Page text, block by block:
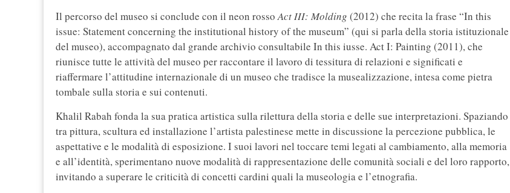
Il percorso del museo si conclude con il neon rossoAct III: Molding (2012) che recita la frase “In this
issue: Statement concerning the institutional history of the museum” (qui si parla della storia istituzionale
del museo), accompagnato dal grande archivio consultabile In this iusse. Act I: Painting (2011), che
riunisce tutte le attività del museo per raccontare il lavoro di tessitura di relazioni e significati e
riaffermare l’attitudine internazionale di un museo che tradisce la musealizzazione, intesa come pietra
tombale sulla storia e sui contenuti.
Khalil Rabah fonda la sua pratica artistica sulla rilettura della storia e delle sue interpretazioni. Spaziando
tra pittura, scultura ed installazione l’artista palestinese mette in discussione la percezione pubblica, le
aspettative e le modalità di esposizione. I suoi lavori nel toccare temi legati al cambiamento, alla memoria
e all’identità, sperimentano nuove modalità di rappresentazione delle comunità sociali e del loro rapporto,
invitando a superare le criticità di concetti cardini quali la museologia e l’etnografia.